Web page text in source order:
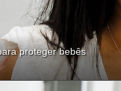
proteger bebês